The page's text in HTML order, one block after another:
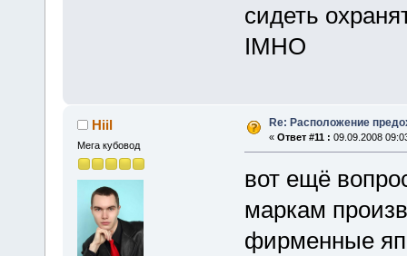
сидеть
IMHO
Hiil
Мега кубовод
Re: Расположение
« Ответ #11 : 09.09.2008
вот ещё
маркам
фирменные